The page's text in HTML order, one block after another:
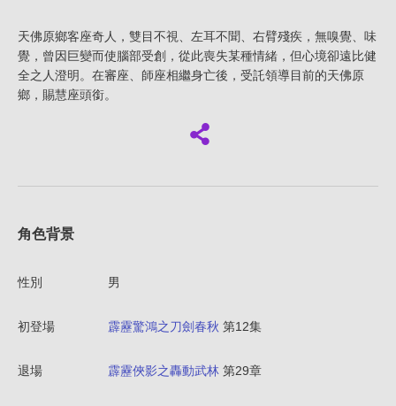
天佛原鄉客座奇人，雙目不視、左耳不聞、右臂殘疾，無嗅覺、味
覺，曾因巨變而使腦部受創，從此喪失某種情緒，但心境卻遠比健
全之人澄明。在審座、師座相繼身亡後，受託領導目前的天佛原
鄉，賜慧座頭銜。
角色背景
性別 男
初登場 霹靂驚鴻之刀劍春秋 第12集
退場 霹靂俠影之轟動武林 第29章